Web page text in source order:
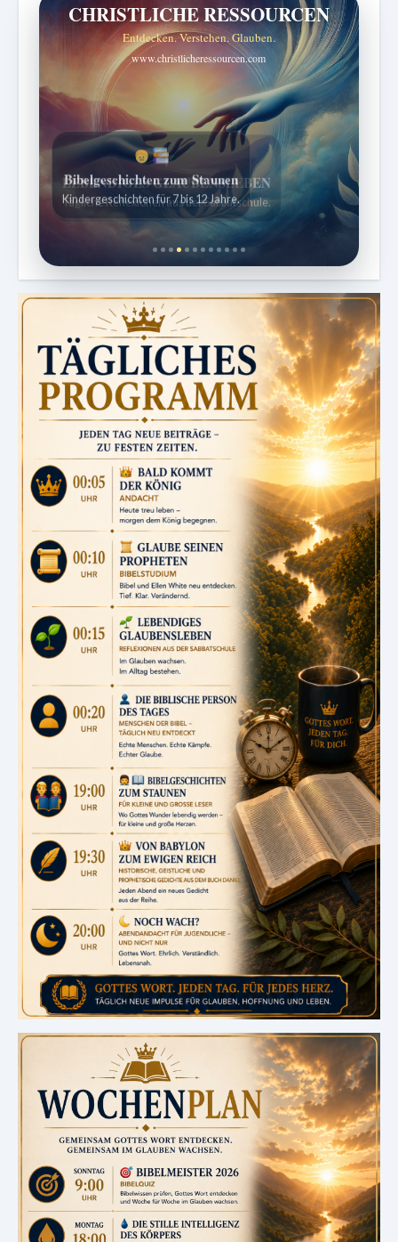
CHRISTLICHE RESSOURCEN
Entdecken. Verstehen. Glauben.
www.christlicheressourcen.com
Bibelgeschichten zum Staunen
Kindergeschichten für 7 bis 12 Jahre.